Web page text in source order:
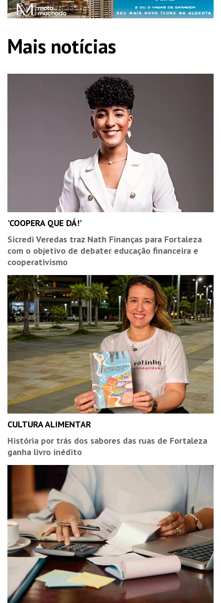
Mais notícias
'COOPERA QUE DÁ!'
Sicredi Veredas traz Nath Finanças para Fortaleza
com o objetivo de debater educação financeira e
cooperativismo
CULTURA ALIMENTAR
História por trás dos sabores das ruas de Fortaleza
ganha livro inédito